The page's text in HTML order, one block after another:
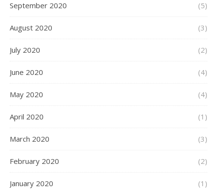
September 2020 (5)
August 2020 (3)
July 2020 (2)
June 2020 (4)
May 2020 (4)
April 2020 (1)
March 2020 (3)
February 2020 (2)
January 2020 (1)